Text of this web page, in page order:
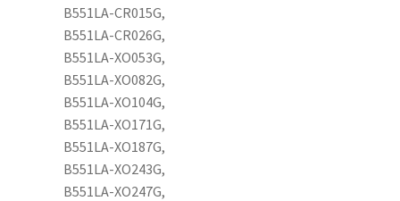
B551LA-CR015G,
B551LA-CR026G,
B551LA-XO053G,
B551LA-XO082G,
B551LA-XO104G,
B551LA-XO171G,
B551LA-XO187G,
B551LA-XO243G,
B551LA-XO247G,